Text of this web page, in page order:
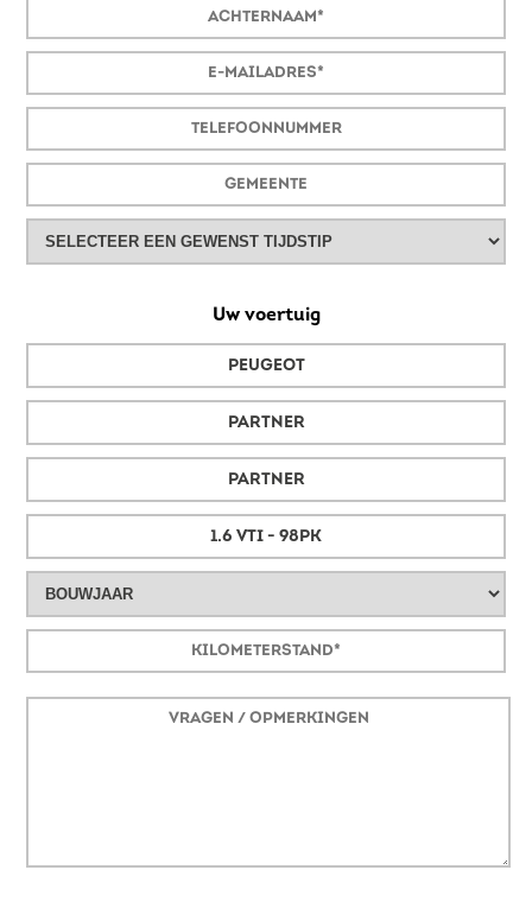
Uw voertuig
PEUGEOT
PARTNER
PARTNER
1.6 VTI - 98PK